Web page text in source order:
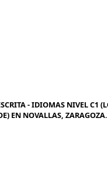
- IDIOMAS NIVEL C1
EN NOVALLAS,